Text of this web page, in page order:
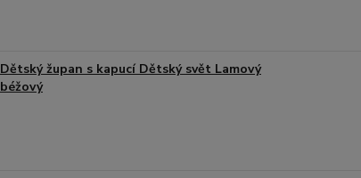
Dětský župan s kapucí Dětský svět Lamový
béžový